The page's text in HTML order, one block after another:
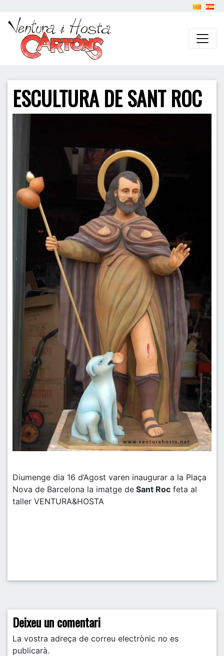
ESCULTURA DE SANT ROC
Diumenge dia 16 d’Agost varen inaugurar a la Plaça
Nova de Barcelona la imatge de Sant Roc feta al
taller VENTURA&HOSTA
Deixeu un comentari
La vostra adreça de correu electrònic no es
publicarà.